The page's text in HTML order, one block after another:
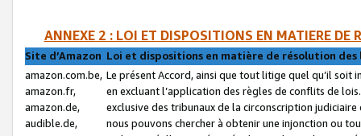
ANNEXE 2 : LOI ET DISPOSITIONS EN MATIERE DE
Site d’Amazon Loi et dispositions en matière de résolution
amazon.com.be,
amazon.fr,
amazon.de,
audible.de,
Le présent Accord, ainsi que tout litige quel qu’il soit
en excluant l’application des règles de conflits de
exclusive des tribunaux de la circonscription
nous pouvons chercher à obtenir une injonction ou